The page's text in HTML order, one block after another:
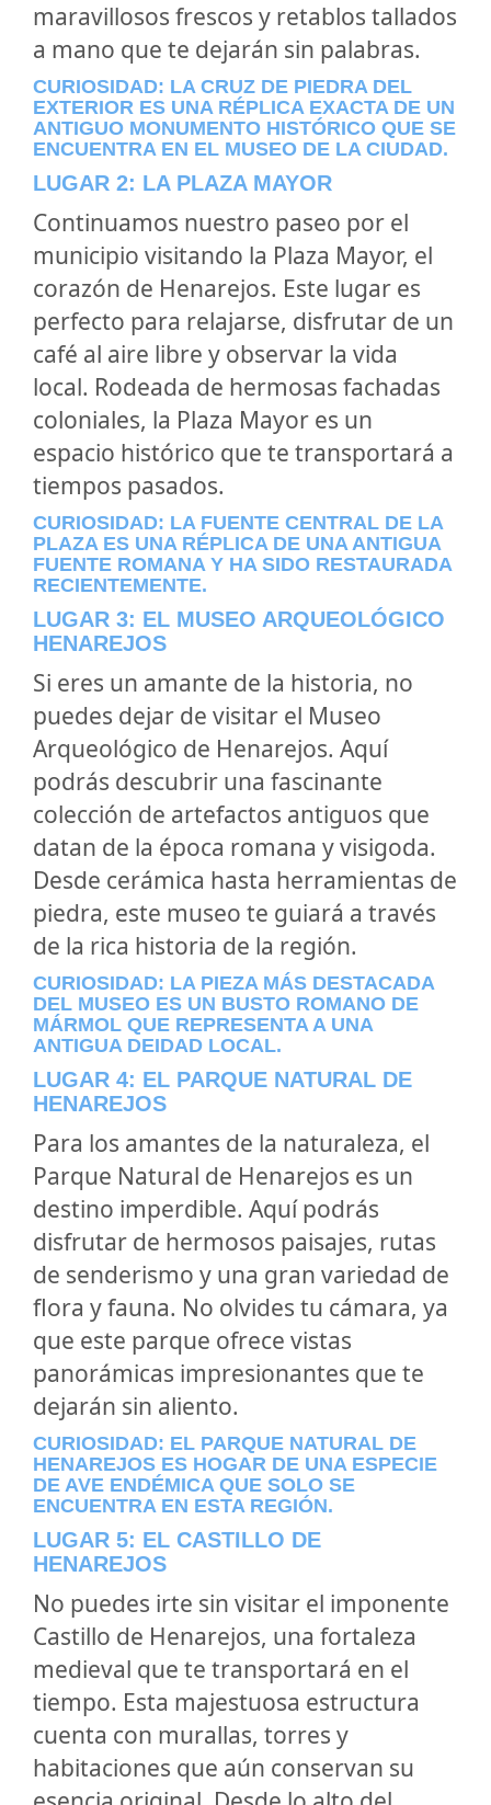
maravillosos frescos y retablos tallados
a mano que te dejarán sin palabras.
CURIOSIDAD: LA CRUZ DE PIEDRA DEL
EXTERIOR ES UNA RÉPLICA EXACTA DE UN
ANTIGUO MONUMENTO HISTÓRICO QUE SE
ENCUENTRA EN EL MUSEO DE LA CIUDAD.
LUGAR 2: LA PLAZA MAYOR
Continuamos nuestro paseo por el
municipio visitando la Plaza Mayor, el
corazón de Henarejos. Este lugar es
perfecto para relajarse, disfrutar de un
café al aire libre y observar la vida
local. Rodeada de hermosas fachadas
coloniales, la Plaza Mayor es un
espacio histórico que te transportará a
tiempos pasados.
CURIOSIDAD: LA FUENTE CENTRAL DE LA
PLAZA ES UNA RÉPLICA DE UNA ANTIGUA
FUENTE ROMANA Y HA SIDO RESTAURADA
RECIENTEMENTE.
LUGAR 3: EL MUSEO ARQUEOLÓGICO
HENAREJOS
Si eres un amante de la historia, no
puedes dejar de visitar el Museo
Arqueológico de Henarejos. Aquí
podrás descubrir una fascinante
colección de artefactos antiguos que
datan de la época romana y visigoda.
Desde cerámica hasta herramientas de
piedra, este museo te guiará a través
de la rica historia de la región.
CURIOSIDAD: LA PIEZA MÁS DESTACADA
DEL MUSEO ES UN BUSTO ROMANO DE
MÁRMOL QUE REPRESENTA A UNA
ANTIGUA DEIDAD LOCAL.
LUGAR 4: EL PARQUE NATURAL DE
HENAREJOS
Para los amantes de la naturaleza, el
Parque Natural de Henarejos es un
destino imperdible. Aquí podrás
disfrutar de hermosos paisajes, rutas
de senderismo y una gran variedad de
flora y fauna. No olvides tu cámara, ya
que este parque ofrece vistas
panorámicas impresionantes que te
dejarán sin aliento.
CURIOSIDAD: EL PARQUE NATURAL DE
HENAREJOS ES HOGAR DE UNA ESPECIE
DE AVE ENDÉMICA QUE SOLO SE
ENCUENTRA EN ESTA REGIÓN.
LUGAR 5: EL CASTILLO DE
HENAREJOS
No puedes irte sin visitar el imponente
Castillo de Henarejos, una fortaleza
medieval que te transportará en el
tiempo. Esta majestuosa estructura
cuenta con murallas, torres y
habitaciones que aún conservan su